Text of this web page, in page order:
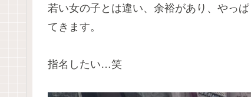
若い女の子とは違い、余裕があり、やっ
てきます。
指名したい…笑